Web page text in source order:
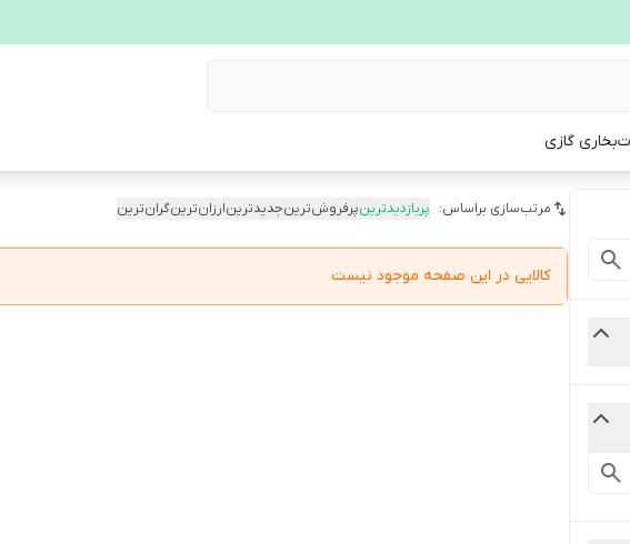
بخاری گازی
مرتب‌سازی براساس: پربازدیدترینپرفروش‌ترینجدیدترینارزان‌ترینگران‌ترین
کالایی در این صفحه موجود نیست